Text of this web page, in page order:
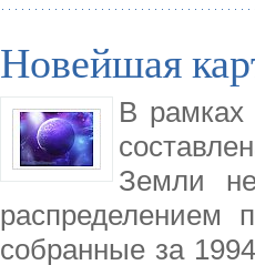
Новейшая
В рамках
Земли
распределением
собранные за